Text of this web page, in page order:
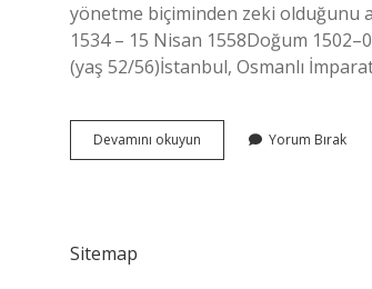
yönetme biçiminden zeki olduğunu
1534 – 15 Nisan 1558Doğum
(yaş 52/56)İstanbul, Osmanlı
Devamını okuyun
Sultanın
Yorum Bırak
Sitemap